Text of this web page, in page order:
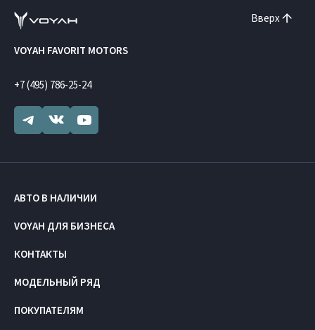
Вверх
VOYAH FAVORIT MOTORS
+7 (495) 786-25-24
АВТО В НАЛИЧИИ
VOYAH ДЛЯ БИЗНЕСА
КОНТАКТЫ
МОДЕЛЬНЫЙ РЯД
ПОКУПАТЕЛЯМ